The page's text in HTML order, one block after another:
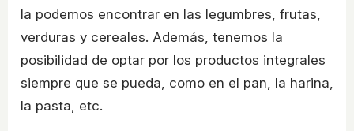
la podemos encontrar en las legumbres, frutas,
verduras y cereales. Además, tenemos la
posibilidad de optar por los productos integrales
siempre que se pueda, como en el pan, la harina,
la pasta, etc.